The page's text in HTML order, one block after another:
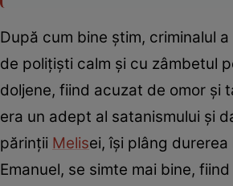
După cum bine știm, criminalul
de polițiști calm și cu zâmbetul
doljene, fiind acuzat de omor și
era un adept al satanismului și
părinții Melisei, își plâng
Emanuel, se simte mai bine,